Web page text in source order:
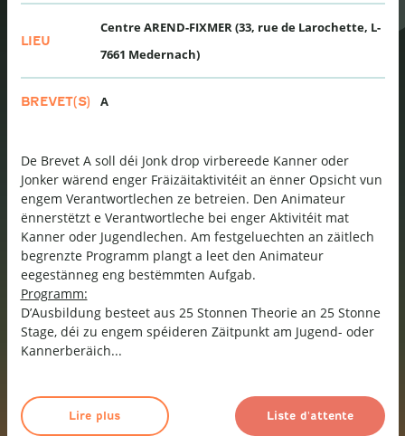
LIEU
Centre AREND-FIXMER (33, rue de Larochette, L-
7661 Medernach)
BREVET(S) A
De Brevet A soll déi Jonk drop virbereede Kanner oder
Jonker wärend enger Fräizäitaktivitéit an ënner Opsicht vun
engem Verantwortlechen ze betreien. Den Animateur
ënnerstëtzt e Verantwortleche bei enger Aktivitéit mat
Kanner oder Jugendlechen. Am festgeluechten an zäitlech
begrenzte Programm plangt a leet den Animateur
eegestänneg eng bestëmmten Aufgab.
Programm:
D’Ausbildung besteet aus 25 Stonnen Theorie an 25 Stonne
Stage, déi zu engem spéideren Zäitpunkt am Jugend- oder
Kannerberäich...
Lire plus Liste d'attente